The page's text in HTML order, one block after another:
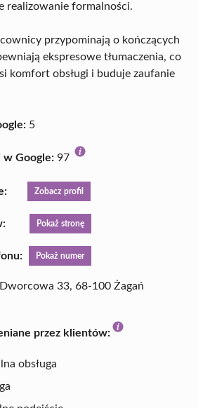
realizowanie formalności.
przypominają o kończących
ekspresowe tłumaczenia, co
komfort obsługi i buduje zaufanie
5
w Google: 97
Zobacz profil
Pokaż stronę
Pokaż numer
Dworcowa 33, 68-100 Żagań
przez klientów:
obsługa